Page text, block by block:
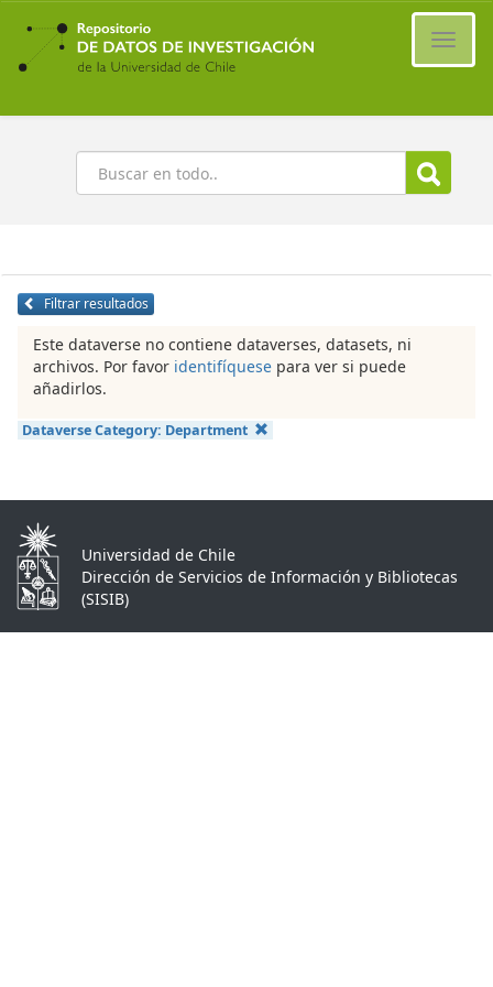
Ir
contenido
principal
Buscar
Filtrar resultados
Este dataverse no contiene dataverses, datasets, ni
archivos. Por favor identifíquese para ver si puede
añadirlos.
Dataverse Category: Department
Universidad de Chile
Dirección de Servicios de Información y Bibliotecas
(SISIB)